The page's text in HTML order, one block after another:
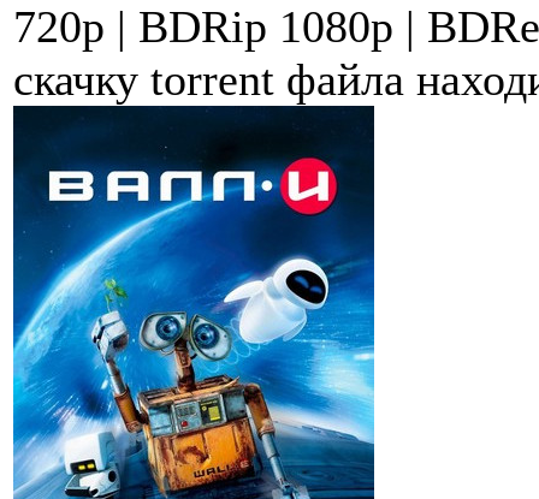
720p | BDRip 1080p |
скачку torrent файла